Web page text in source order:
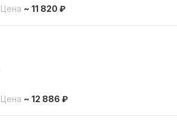
Цена ~ 11 820 ₽
Цена ~ 12 886 ₽